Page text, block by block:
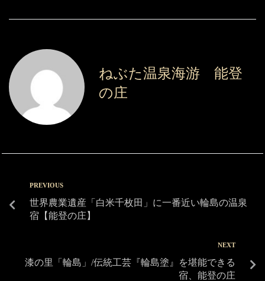
ねぶた温泉海游 能登
の庄
PREVIOUS
世界農業遺産「白米千枚田」に一番近い輪島の温泉
宿【能登の庄】
NEXT
漆の里「輪島」/伝統工芸『輪島塗』を堪能できる
宿、能登の庄